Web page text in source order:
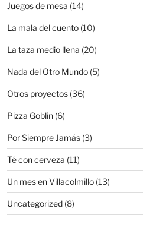
Juegos de mesa (14)
La mala del cuento(10)
La taza medio llena (20)
Nada del Otro Mundo(5)
Otros proyectos(36)
Pizza Goblin(6)
Por Siempre Jamás(3)
Té con cerveza (11)
Un mes en Villacolmillo(13)
Uncategorized(8)